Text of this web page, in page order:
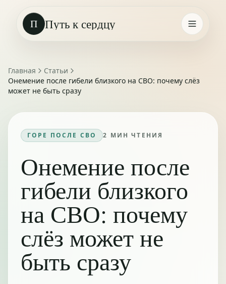
П Путь к сердцу
Главная
Статьи
Онемение после гибели близкого на СВО: почему слёз
может не быть сразу
ГОРЕ ПОСЛЕ СВО 2 МИН ЧТЕНИЯ
Онемение после
гибели близкого
на СВО: почему
слёз может не
быть сразу